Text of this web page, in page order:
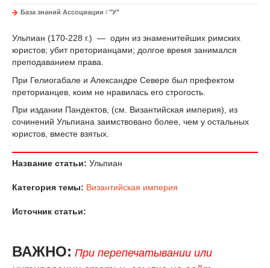
База знаний Ассоциации / "У"
Ульпиан (170-228 г.) — один из знаменитейших римских
юристов; убит преторианцами; долгое время занимался
преподаванием права.
При Гелиогабале и Александре Севере был префектом
преторианцев, коим не нравилась его строгость.
При издании Пандектов, (см. Византийская империя), из
сочинений Ульпиана заимствовано более, чем y остальных
юристов, вместе взятых.
Название статьи: Ульпиан
Категория темы: Византийская империя
Источник статьи:
ВАЖНО: При перепечатывании или